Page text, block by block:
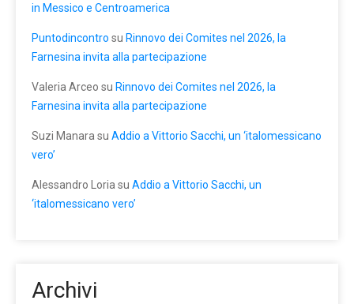
in Messico e Centroamerica
Puntodincontro su Rinnovo dei Comites nel 2026, la
Farnesina invita alla partecipazione
Valeria Arceo su Rinnovo dei Comites nel 2026, la
Farnesina invita alla partecipazione
Suzi Manara su Addio a Vittorio Sacchi, un ‘italomessicano
vero’
Alessandro Loria su Addio a Vittorio Sacchi, un
‘italomessicano vero’
Archivi